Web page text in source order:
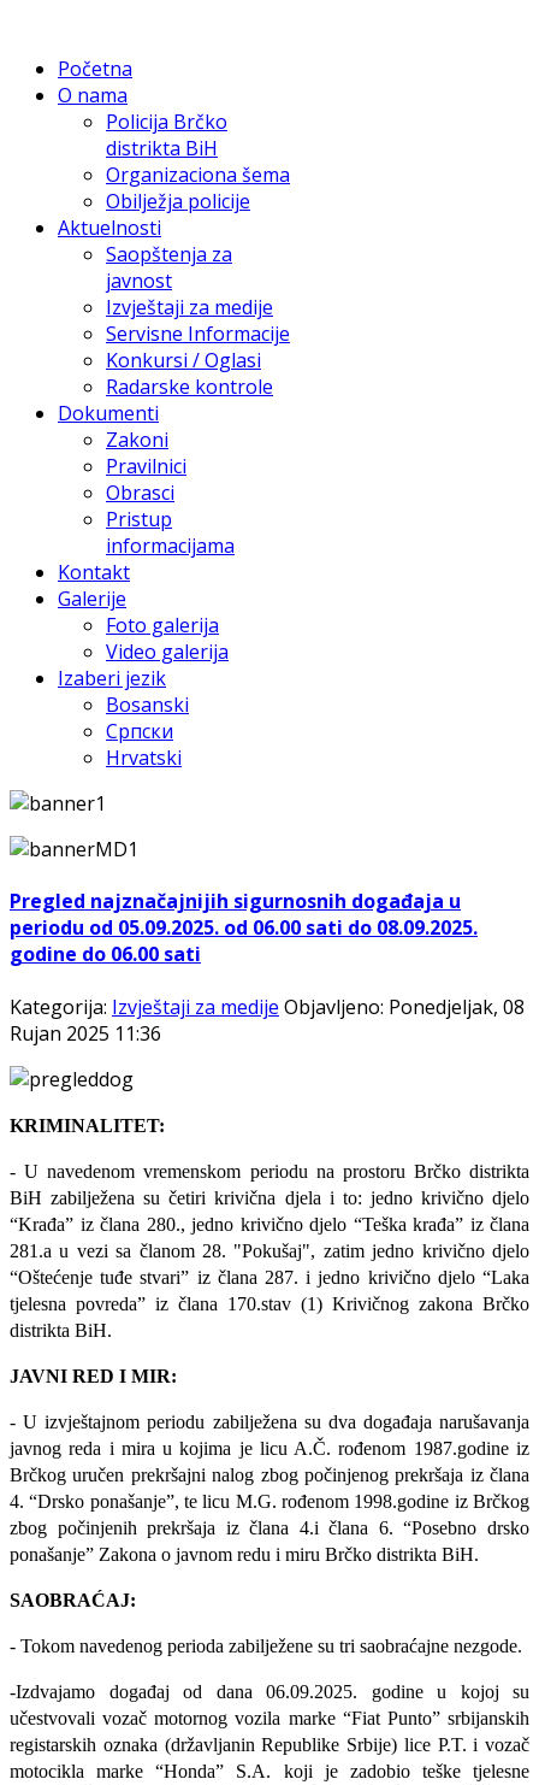
Početna
O nama
Policija Brčko
distrikta BiH
Organizaciona šema
Obilježja policije
Aktuelnosti
Saopštenja za
javnost
Izvještaji za medije
Servisne Informacije
Konkursi / Oglasi
Radarske kontrole
Dokumenti
Zakoni
Pravilnici
Obrasci
Pristup
informacijama
Kontakt
Galerije
Foto galerija
Video galerija
Izaberi jezik
Bosanski
Српски
Hrvatski
Pregled najznačajnijih sigurnosnih događaja u
periodu od 05.09.2025. od 06.00 sati do 08.09.2025.
godine do 06.00 sati
Kategorija: Izvještaji za medije Objavljeno: Ponedjeljak, 08
Rujan 2025 11:36
KRIMINALITET:
- U navedenom vremenskom periodu na prostoru Brčko distrikta
BiH zabilježena su četiri krivična djela i to: jedno krivično djelo
“Krađa” iz člana 280., jedno krivično djelo “Teška krađa” iz člana
281.a u vezi sa članom 28. "Pokušaj", zatim jedno krivično djelo
“Oštećenje tuđe stvari” iz člana 287. i jedno krivično djelo “Laka
tjelesna povreda” iz člana 170.stav (1) Krivičnog zakona Brčko
distrikta BiH.
JAVNI RED I MIR:
- U izvještajnom periodu zabilježena su dva događaja narušavanja
javnog reda i mira u kojima je licu A.Č. rođenom 1987.godine iz
Brčkog uručen prekršajni nalog zbog počinjenog prekršaja iz člana
4. “Drsko ponašanje”, te licu M.G. rođenom 1998.godine iz Brčkog
zbog počinjenih prekršaja iz člana 4.i člana 6. “Posebno drsko
ponašanje” Zakona o javnom redu i miru Brčko distrikta BiH.
SAOBRAĆAJ:
- Tokom navedenog perioda zabilježene su tri saobraćajne nezgode.
-Izdvajamo događaj od dana 06.09.2025. godine u kojoj su
učestvovali vozač motornog vozila marke “Fiat Punto” srbijanskih
registarskih oznaka (državljanin Republike Srbije) lice P.T. i vozač
motocikla marke “Honda” S.A. koji je zadobio teške tjelesne